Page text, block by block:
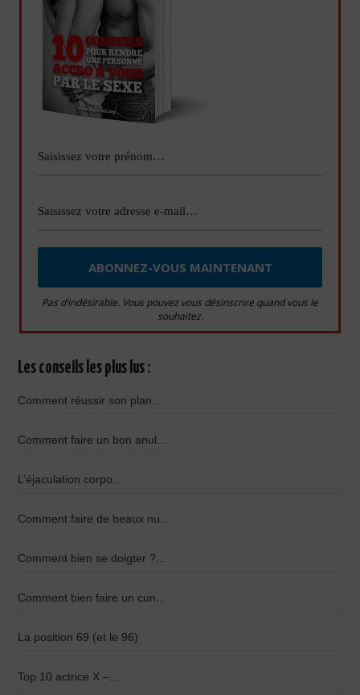
Pas d’indésirable. Vous pouvez vous désinscrire quand vous le
souhaitez.
Les conseils les plus lus :
Comment réussir son plan...
Comment faire un bon anul...
L’éjaculation corpo...
Comment faire de beaux nu...
Comment bien se doigter ?...
Comment bien faire un cun...
La position 69 (et le 96)
Top 10 actrice X –...